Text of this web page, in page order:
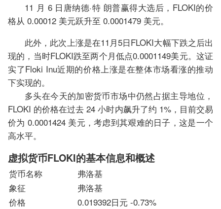
11 月 6 日唐纳德·特 朗普赢得大选后，FLOKI的价
格从 0.00012 美元跃升至 0.0001479 美元。
此外，此次上涨是在11月5日FLOKI大幅下跌之后出
现的，当时FLOKI跌至两个月低点0.0001149美元。这证
实了Floki Inu近期的价格上涨是在整体市场看涨的推动
下实现的。
多头在今天的加密货币市场中仍然占据主导地位，
FLOKI 的价格在过去 24 小时内飙升了约 1%，目前交易
价为 0.0001424 美元，考虑到其艰难的日子，这是一个
高水平。
虚拟货币FLOKI的基本信息和概述
货币名称
弗洛基
象征
弗洛基
价格
0.019392日元 -0.73%